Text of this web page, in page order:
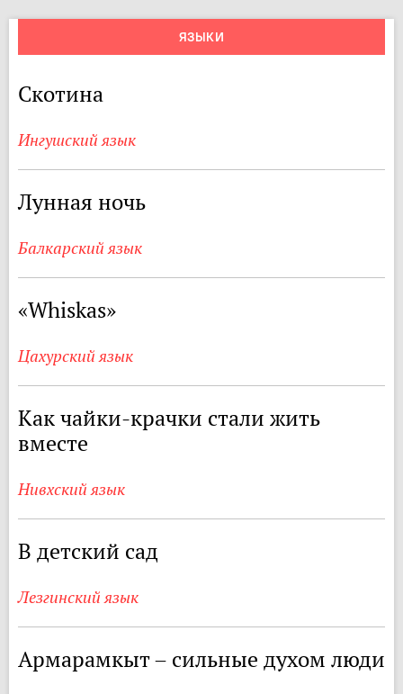
ЯЗЫКИ
Скотина
Ингушский язык
Лунная ночь
Балкарский язык
«Whiskas»
Цахурский язык
Как чайки-крачки стали жить
вместе
Нивхский язык
В детский сад
Лезгинский язык
Армарамкыт – сильные духом люди